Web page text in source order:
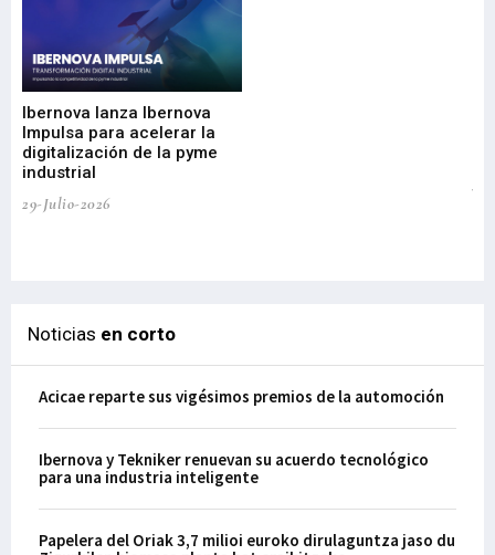
Ibernova lanza Ibernova
Impulsa para acelerar la
digitalización de la pyme
industrial
29-Julio-2026
Noticias en corto
Acicae reparte sus vigésimos premios de la automoción
Ibernova y Tekniker renuevan su acuerdo tecnológico
para una industria inteligente
Papelera del Oriak 3,7 milioi euroko dirulaguntza jaso du